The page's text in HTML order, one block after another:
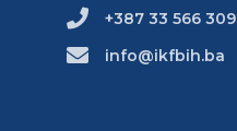
+387 33 566 309
info@ikfbih.ba